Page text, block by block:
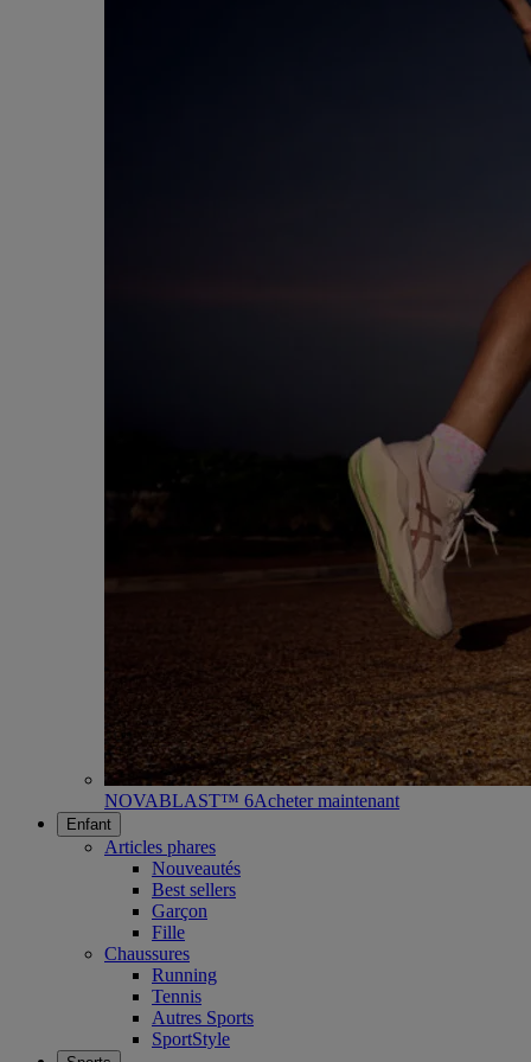
NOVABLAST™ 6Acheter maintenant
Enfant
Articles phares
Nouveautés
Best sellers
Garçon
Fille
Chaussures
Running
Tennis
Autres Sports
SportStyle